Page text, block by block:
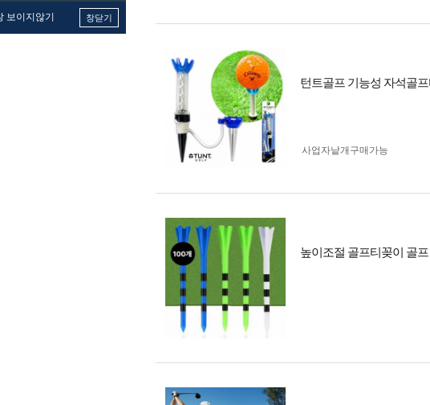
보이지않기 창닫기
턴트골프 기능성 자석골
사업자 낱개구매가능
높이조절 골프티꽂이 골